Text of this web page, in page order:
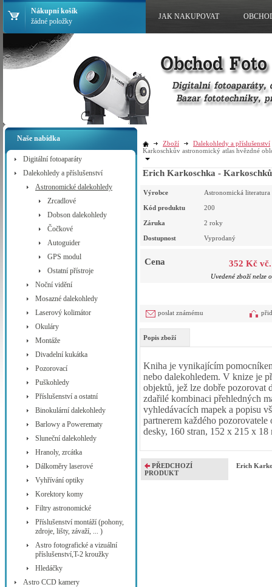
Naše nabídka
Digitální fotoaparáty
Dalekohledy a příslušenství
Astronomické dalekohledy
Zrcadlové
Dobson dalekohledy
Čočkové
Autoguider
GPS modul
Ostatní přístroje
Noční vidění
Mosazné dalekohledy
Laserový kolimátor
Okuláry
Montáže
Divadelní kukátka
Pozorovací
Puškohledy
Příslušenství a ostatní
Binokulární dalekohledy
Barlowy a Powerematy
Sluneční dalekohledy
Hranoly, zrcátka
Dálkoměry laserové
Vyhřívání optiky
Korektory komy
Filtry astronomické
Příslušenství montáží (pohony,
zdroje, lišty, závaží, ... )
Astro fotografické a vizuální
příslušenství,T-2 kroužky
Hledáčky
Astro CCD kamery
Zboží
Dalekohledy a příslušenství
Karkoschkův astronomický atlas hvězdné
Erich Karkoschka -
Výrobce Astronomická literatura
Kód produktu 200
Záruka 2 roky
Dostupnost Vyprodaný
Cena 352 Kč
Uvedené zboží nelze
poslat známému
Popis zboží
Kniha je vynikajícím
nebo dalekohledem. V knize je
objektů, jež lze dobře
zdařilé kombinaci přehledných
vyhledávacích mapek a popisu
partnerem každého
desky, 160 stran, 152 x 215 x 18
PŘEDCHOZÍ
PRODUKT
Erich
Nákupní košík
žádné položky
JAK NAKUPOVAT